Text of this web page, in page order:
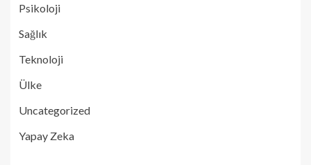
Psikoloji
Sağlık
Teknoloji
Ülke
Uncategorized
Yapay Zeka